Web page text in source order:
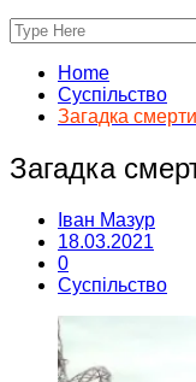
Home
Суспільство
Загадка
Загадка
Іван Мазур
18.03.2021
0
Суспільство